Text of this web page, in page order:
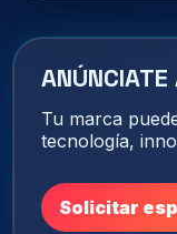
ANÚNCIATE
Tu marca
tecnología,
Solicitar